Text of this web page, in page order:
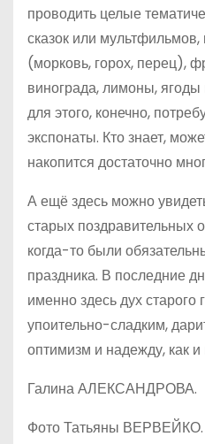
проводить целые
сказок или
(морковь, горох, перец),
винограда, лимоны,
для этого, конечно,
экспонаты. Кто знает,
накопится достаточно
А ещё здесь можно
старых поздравительных
когда-то были
праздника. В последние
именно здесь дух старого
упоительно-сладким,
оптимизм и надежду, как
Галина АЛЕКСАНДРОВА.
Фото Татьяны ВЕРВЕЙКО.